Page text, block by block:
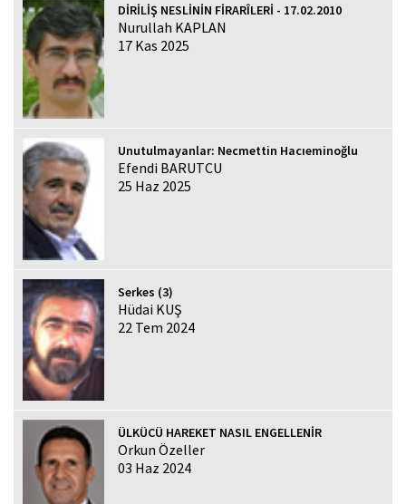
DİRİLİŞ NESLİNİN FİRARÎLERİ - 17.02.2010
Nurullah KAPLAN
17 Kas 2025
Unutulmayanlar: Necmettin Hacıeminoğlu
Efendi BARUTCU
25 Haz 2025
Serkes (3)
Hüdai KUŞ
22 Tem 2024
ÜLKÜCÜ HAREKET NASIL ENGELLENİR
Orkun Özeller
03 Haz 2024